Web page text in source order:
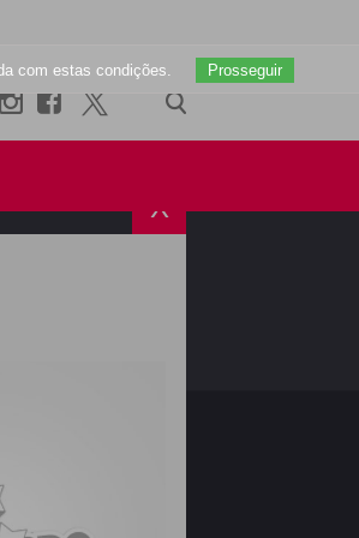
com estas condições. Prosseguir
X